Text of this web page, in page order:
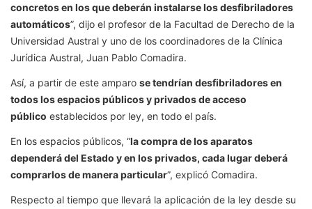
concretos en los que deberán instalarse los desfibriladores
automáticos”, dijo el profesor de la Facultad de Derecho de la
Universidad Austral y uno de los coordinadores de la Clínica
Jurídica Austral, Juan Pablo Comadira.
Así, a partir de este amparo se tendrían desfibriladores en
todos los espacios públicos y privados de acceso
público establecidos por ley, en todo el país.
En los espacios públicos, “la compra de los aparatos
dependerá del Estado y en los privados, cada lugar deberá
comprarlos de manera particular”, explicó Comadira.
Respecto al tiempo que llevará la aplicación de la ley desde su